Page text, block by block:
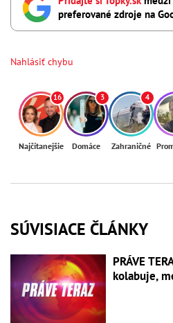
preferované zdroje na
Nahlásiť chybu
16
Najčítanejšie
3
Domáce
4
Zahraničné
SÚVISIACE ČLÁNKY
PRÁVE
kolabuje,